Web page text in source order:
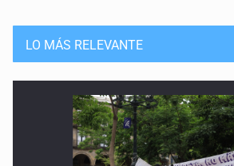
LO MÁS RELEVANTE